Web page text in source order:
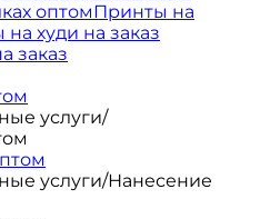
оптомПринты на
худи на заказ
заказ
услуги/
услуги/Нанесение